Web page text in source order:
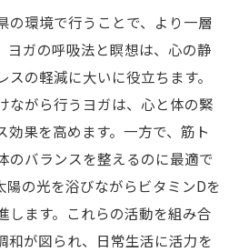
の環境で行うことで、より一層
ヨガの呼吸法と瞑想は、心の静
の軽減に大いに役立ちます。
ながら行うヨガは、心と体の緊
効果を高めます。一方で、筋ト
のバランスを整えるのに最適で
陽の光を浴びながらビタミンDを
します。これらの活動を組み合
和が図られ、日常生活に活力を